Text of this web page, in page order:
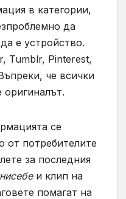
в категории,
да
е устройство.
Tumblr, Pinterest,
че всички
оригиналът.
се
от потребителите
за последния
и клип на
помагат на